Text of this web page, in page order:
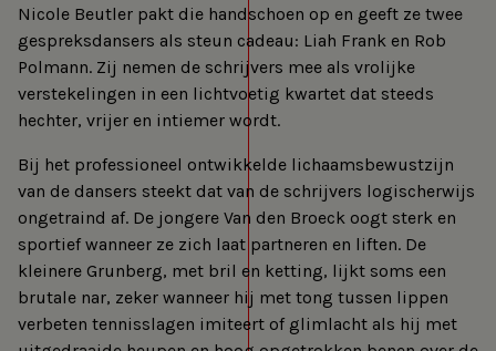
Nicole Beutler pakt die handschoen op en geeft ze twee
gespreksdansers als steun cadeau: Liah Frank en Rob
Polmann. Zij nemen de schrijvers mee als vrolijke
verstekelingen in een lichtvoetig kwartet dat steeds
hechter, vrijer en intiemer wordt.
Bij het professioneel ontwikkelde lichaamsbewustzijn
van de dansers steekt dat van de schrijvers logischerwijs
ongetraind af. De jongere Van den Broeck oogt sterk en
sportief wanneer ze zich laat partneren en liften. De
kleinere Grunberg, met bril en ketting, lijkt soms een
brutale nar, zeker wanneer hij met tong tussen lippen
verbeten tennisslagen imiteert of glimlacht als hij met